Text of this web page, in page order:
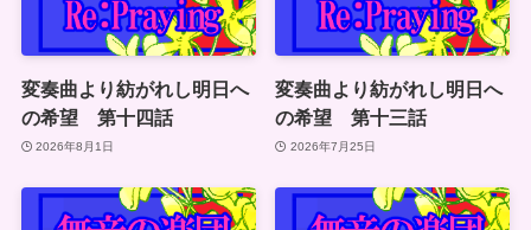
変奏曲より紡がれし明日へ
の希望 第十四話
2026年8月1日
変奏曲より紡がれし明日へ
の希望 第十三話
2026年7月25日